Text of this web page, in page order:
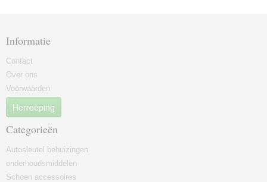
Informatie
Contact
Over ons
Voorwaarden
Herroeping
Categorieën
Autosleutel behuizingen
onderhoudsmiddelen
Schoen accessoires